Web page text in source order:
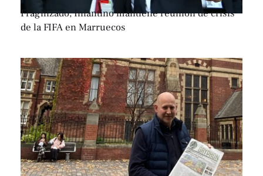
Fragilizado, Infantino mantiene reunión de crisis
de la FIFA en Marruecos